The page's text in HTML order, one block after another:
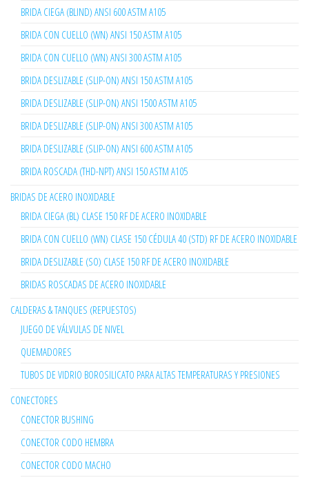
BRIDA CIEGA (BLIND) ANSI 600 ASTM A105
BRIDA CON CUELLO (WN) ANSI 150 ASTM A105
BRIDA CON CUELLO (WN) ANSI 300 ASTM A105
BRIDA DESLIZABLE (SLIP-ON) ANSI 150 ASTM A105
BRIDA DESLIZABLE (SLIP-ON) ANSI 1500 ASTM A105
BRIDA DESLIZABLE (SLIP-ON) ANSI 300 ASTM A105
BRIDA DESLIZABLE (SLIP-ON) ANSI 600 ASTM A105
BRIDA ROSCADA (THD-NPT) ANSI 150 ASTM A105
BRIDAS DE ACERO INOXIDABLE
BRIDA CIEGA (BL) CLASE 150 RF DE ACERO INOXIDABLE
BRIDA CON CUELLO (WN) CLASE 150 CÉDULA 40 (STD) RF DE ACERO INOXIDABLE
BRIDA DESLIZABLE (SO) CLASE 150 RF DE ACERO INOXIDABLE
BRIDAS ROSCADAS DE ACERO INOXIDABLE
CALDERAS & TANQUES (REPUESTOS)
JUEGO DE VÁLVULAS DE NIVEL
QUEMADORES
TUBOS DE VIDRIO BOROSILICATO PARA ALTAS TEMPERATURAS Y PRESIONES
CONECTORES
CONECTOR BUSHING
CONECTOR CODO HEMBRA
CONECTOR CODO MACHO